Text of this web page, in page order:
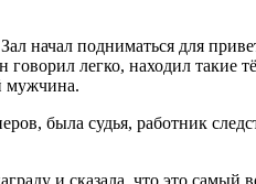
начал подниматься для
легко, находил такие
мужчина.
была судья, работник